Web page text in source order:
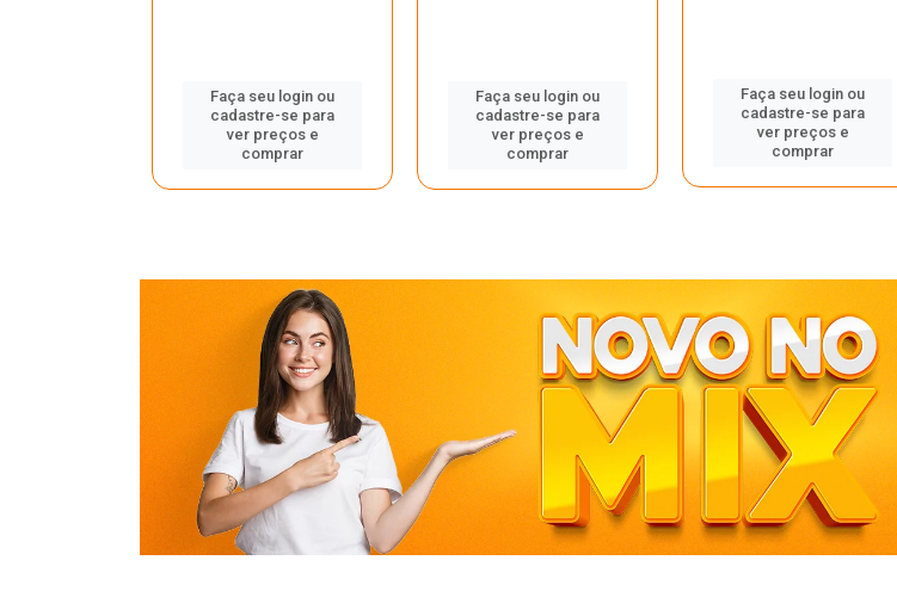
Faça seu login ou
cadastre-se para
ver preços e
comprar
Faça seu login ou
cadastre-se para
ver preços e
comprar
Faça seu login ou
cadastre-se para
ver preços e
comprar